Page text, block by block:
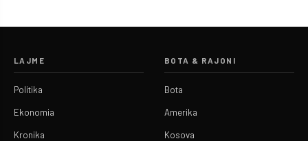
LAJME
Politika
Ekonomia
Kronika
BOTA & RAJONI
Bota
Amerika
Kosova